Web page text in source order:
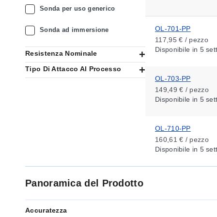
Sonda per uso generico
Sonda ad immersione
Resistenza Nominale
Tipo Di Attacco Al Processo
OL-701-PP
117,95 € / pezzo
Disponibile in 5
OL-703-PP
149,49 € / pezzo
Disponibile in 5
OL-710-PP
160,61 € / pezzo
Disponibile in 5
Panoramica del Prodotto
Accuratezza